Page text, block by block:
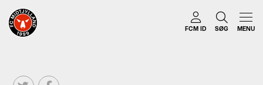
FCM ID SØG MENU